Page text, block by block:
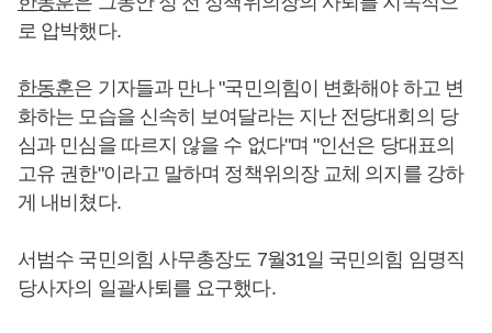
로 압박했다.
한동훈은 기자들과 만나 "국민의힘이 변화해야 하고 변
화하는 모습을 신속히 보여달라는 지난 전당대회의 당
심과 민심을 따르지 않을 수 없다"며 "인선은 당대표의
고유 권한"이라고 말하며 정책위의장 교체 의지를 강하
게 내비쳤다.
서범수 국민의힘 사무총장도 7월31일 국민의힘 임명직
당사자의 일괄사퇴를 요구했다.